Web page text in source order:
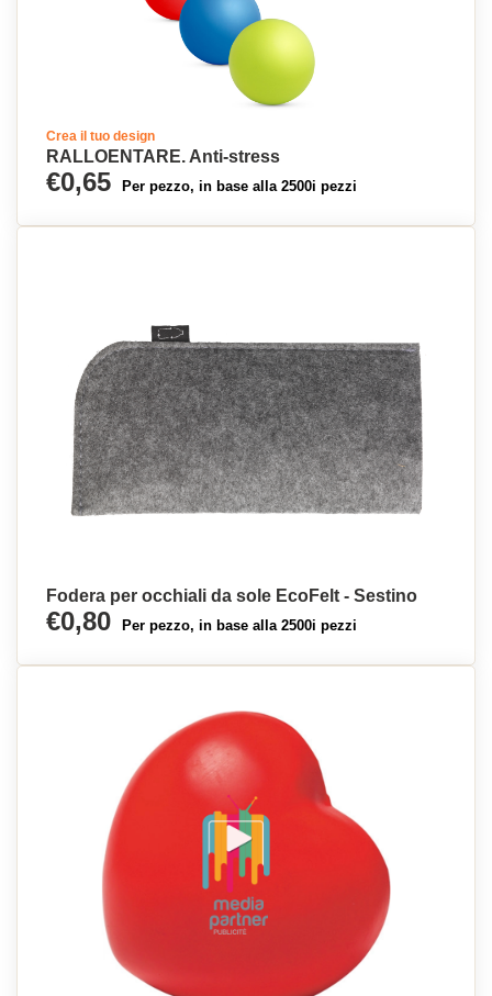
Crea il tuo design
RALLOENTARE. Anti-stress
€0,65 Per pezzo, in base alla 2500i pezzi
Fodera per occhiali da sole EcoFelt - Sestino
€0,80 Per pezzo, in base alla 2500i pezzi